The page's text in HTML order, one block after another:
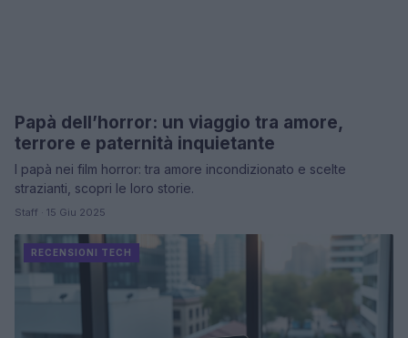
RECENSIONI TECH
Papà dell’horror: un viaggio tra amore,
terrore e paternità inquietante
I papà nei film horror: tra amore incondizionato e scelte
strazianti, scopri le loro storie.
Staff · 15 Giu 2025
RECENSIONI TECH